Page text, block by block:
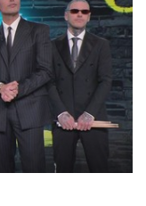
un fenomeno